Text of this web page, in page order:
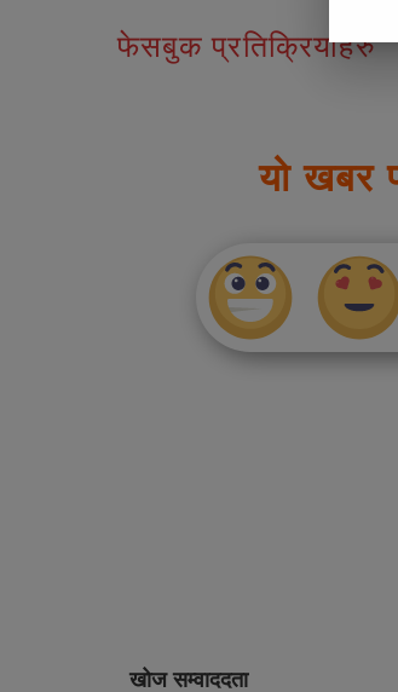
फेसबुक प्रतिक्रियाहरु
यो खबर
खोज सम्वाददता